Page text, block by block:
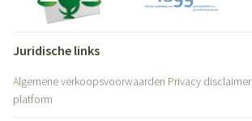
Juridische links
Algemene verkoopsvoorwaarden Privacy disclaimer
platform